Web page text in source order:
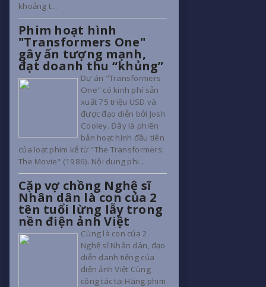
khoảng t...
Phim hoạt hình
"Transformers One"
gây ấn tượng mạnh,
đạt doanh thu “khủng”
Dự án "Transformers
One" có kinh phí sản
xuất 75 triệu USD và
được đạo diễn bởi Josh
Cooley. Đây là phiên
bản hoạt hình đầu tiên
của loạt phim kể từ "The Transformers:
The Movie" (1986). Nội dung phi...
Cặp vợ chồng Nghệ sĩ
Nhân dân là con của 2
tên tuổi lừng lẫy trong
nền điện ảnh Việt
Cùng là con của 2
Nghệ sĩ Nhân dân, đạo
diễn danh tiếng của
điện ảnh Việt Cùng
công tác tại Hãng phim